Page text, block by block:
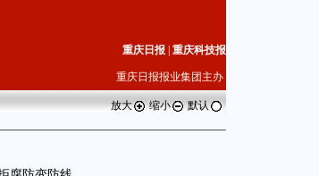
重庆日报 重庆科技报
重庆日报报业集团主办
放大 缩小 默认